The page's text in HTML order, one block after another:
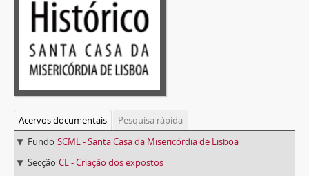
Acervos documentais
Pesquisa rápida
Fundo SCML - Santa Casa da Misericórdia de Lisboa
Secção CE - Criação dos expostos